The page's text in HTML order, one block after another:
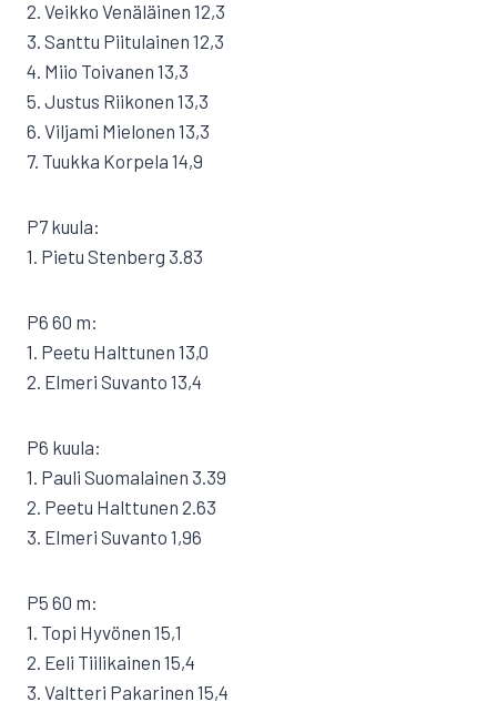
2. Veikko Venäläinen 12,3
3. Santtu Piitulainen 12,3
4. Miio Toivanen 13,3
5. Justus Riikonen 13,3
6. Viljami Mielonen 13,3
7. Tuukka Korpela 14,9
P7 kuula:
1. Pietu Stenberg 3.83
P6 60 m:
1. Peetu Halttunen 13,0
2. Elmeri Suvanto 13,4
P6 kuula:
1. Pauli Suomalainen 3.39
2. Peetu Halttunen 2.63
3. Elmeri Suvanto 1,96
P5 60 m:
1. Topi Hyvönen 15,1
2. Eeli Tiilikainen 15,4
3. Valtteri Pakarinen 15,4